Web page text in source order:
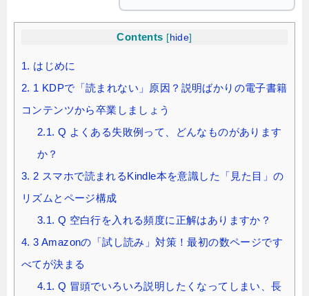
Contents [ hide]
1. はじめに
2. 1 KDPで「読まれない」原因？説明ばかりの電子書籍
コンテンツから卒業しましょう
2.1. Q よくある失敗例って、どんなものがあります
か？
3. 2 スマホで読まれるKindle本を意識した「見た目」の
リズムとページ構成
3.1. Q 空白行を入れる頻度に正解はありますか？
4. 3 Amazonの「試し読み」対策！最初の数ページです
べてが決まる
4.1. Q 冒頭でいろいろ説明したくなってしまい、長